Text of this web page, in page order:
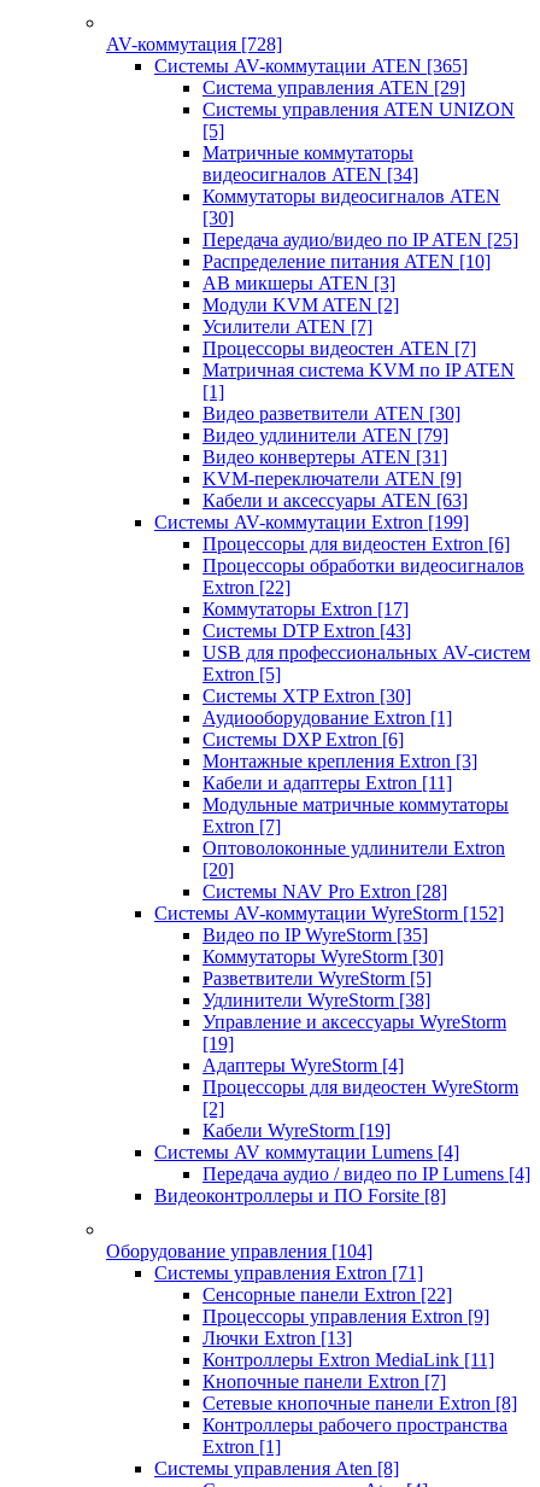
AV-коммутация [728]
Системы AV-коммутации ATEN [365]
Система управления ATEN [29]
Системы управления ATEN UNIZON
[5]
Матричные коммутаторы
видеосигналов ATEN [34]
Коммутаторы видеосигналов ATEN
[30]
Передача аудио/видео по IP ATEN [25]
Распределение питания ATEN [10]
АВ микшеры ATEN [3]
Модули KVM ATEN [2]
Усилители ATEN [7]
Процессоры видеостен ATEN [7]
Матричная система KVM по IP ATEN
[1]
Видео разветвители ATEN [30]
Видео удлинители ATEN [79]
Видео конвертеры ATEN [31]
KVM-переключатели ATEN [9]
Кабели и аксессуары ATEN [63]
Системы AV-коммутации Extron [199]
Процессоры для видеостен Extron [6]
Процессоры обработки видеосигналов
Extron [22]
Коммутаторы Extron [17]
Системы DTP Extron [43]
USB для профессиональных AV-систем
Extron [5]
Системы XTP Extron [30]
Аудиооборудование Extron [1]
Системы DXP Extron [6]
Монтажные крепления Extron [3]
Кабели и адаптеры Extron [11]
Модульные матричные коммутаторы
Extron [7]
Оптоволоконные удлинители Extron
[20]
Системы NAV Pro Extron [28]
Системы AV-коммутации WyreStorm [152]
Видео по IP WyreStorm [35]
Коммутаторы WyreStorm [30]
Разветвители WyreStorm [5]
Удлинители WyreStorm [38]
Управление и аксессуары WyreStorm
[19]
Адаптеры WyreStorm [4]
Процессоры для видеостен WyreStorm
[2]
Кабели WyreStorm [19]
Системы AV коммутации Lumens [4]
Передача аудио / видео по IP Lumens [4]
Видеоконтроллеры и ПО Forsite [8]
Оборудование управления [104]
Системы управления Extron [71]
Сенсорные панели Extron [22]
Процессоры управления Extron [9]
Лючки Extron [13]
Контроллеры Extron MediaLink [11]
Кнопочные панели Extron [7]
Сетевые кнопочные панели Extron [8]
Контроллеры рабочего пространства
Extron [1]
Системы управления Aten [8]